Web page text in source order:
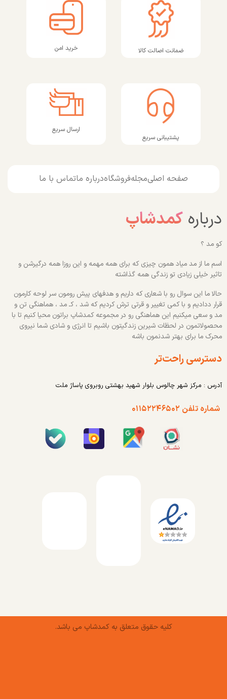
ضمانت اصالت کالا خرید امن
پشتیبانی سریع
ارسال سریع
صفحه اصلیمجلهفروشگاهدرباره ماتماس با ما
درباره کمدشاپ
کو مد ؟
اسم ما از مد میاد همون چیزی که برای همه مهمه و این روزا همه درگیرشن و
تاثیر خیلی زیادی تو زندگی همه گذاشته
حالا ما این سوال رو با شعاری که داریم و هدفهای پیش رومون سر لوحه کارمون
قرار ددادیم و با کمی تغییر و قرتی ترش کردیم که شد ، کـ مد ، هماهنگی تن و
مد و سعی میکنیم این هماهنگی رو در مجموعه کمدشاپ براتون محیا کنیم تا با
محصولاتمون در لحظات شیرین زندگیتون باشیم تا انرژی و شادی شما نیروی
محرک ما برای بهتر شدنمون باشه
دسترسی راحت‌تر
آدرس : مرکز شهر چالوس بلوار شهید بهشتی روبروی پاساژ ملت
شماره تلفن ۰۱۱۵۲۲۴۶۵۰۲
کلیه حقوق متعلق به کمدشاپ می باشد.